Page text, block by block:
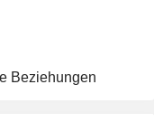
Beziehungen